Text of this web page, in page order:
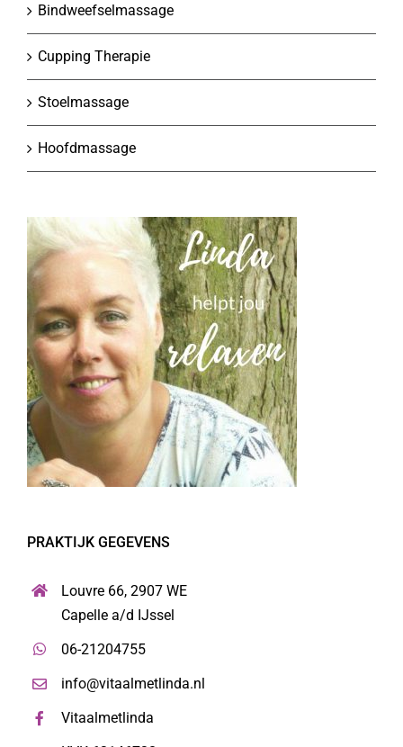
Bindweefselmassage
Cupping Therapie
Stoelmassage
Hoofdmassage
PRAKTIJK GEGEVENS
Louvre 66, 2907 WE
Capelle a/d IJssel
06-21204755
info@vitaalmetlinda.nl
Vitaalmetlinda